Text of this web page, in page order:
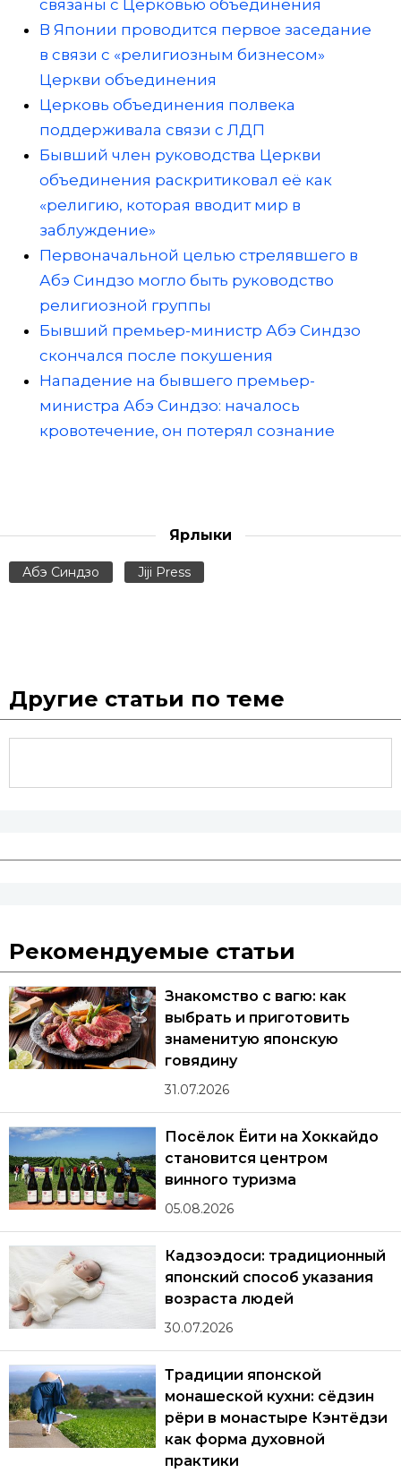
связаны с Церковью объединения
В Японии проводится первое заседание
в связи с «религиозным бизнесом»
Церкви объединения
Церковь объединения полвека
поддерживала связи с ЛДП
Бывший член руководства Церкви
объединения раскритиковал её как
«религию, которая вводит мир в
заблуждение»
Первоначальной целью стрелявшего в
Абэ Синдзо могло быть руководство
религиозной группы
Бывший премьер-министр Абэ Синдзо
скончался после покушения
Нападение на бывшего премьер-
министра Абэ Синдзо: началось
кровотечение, он потерял сознание
Ярлыки
Абэ Синдзо Jiji Press
Другие статьи по теме
Рекомендуемые статьи
Знакомство с вагю: как
выбрать и приготовить
знаменитую японскую
говядину
31.07.2026
Посёлок Ёити на Хоккайдо
становится центром
винного туризма
05.08.2026
Кадзоэдоси: традиционный
японский способ указания
возраста людей
30.07.2026
Традиции японской
монашеской кухни: сёдзин
рёри в монастыре Кэнтёдзи
как форма духовной
практики